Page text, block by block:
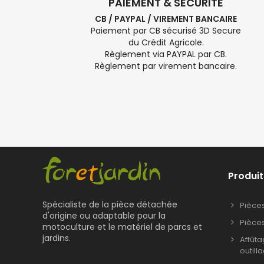
CB / PAYPAL / VIREMENT BANCAIRE
Paiement par CB sécurisé 3D Secure
du Crédit Agricole.
Règlement via PAYPAL par CB.
Règlement par virement bancaire.
Spécialiste de la pièce détachée
d'origine ou adaptable pour la
motoculture et le matériel de parcs et
jardins.